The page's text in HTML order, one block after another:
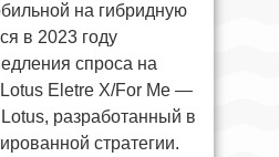
на гибридную
в 2023 году
спроса на
Eletre X/For Me —
разработанный в
стратегии.